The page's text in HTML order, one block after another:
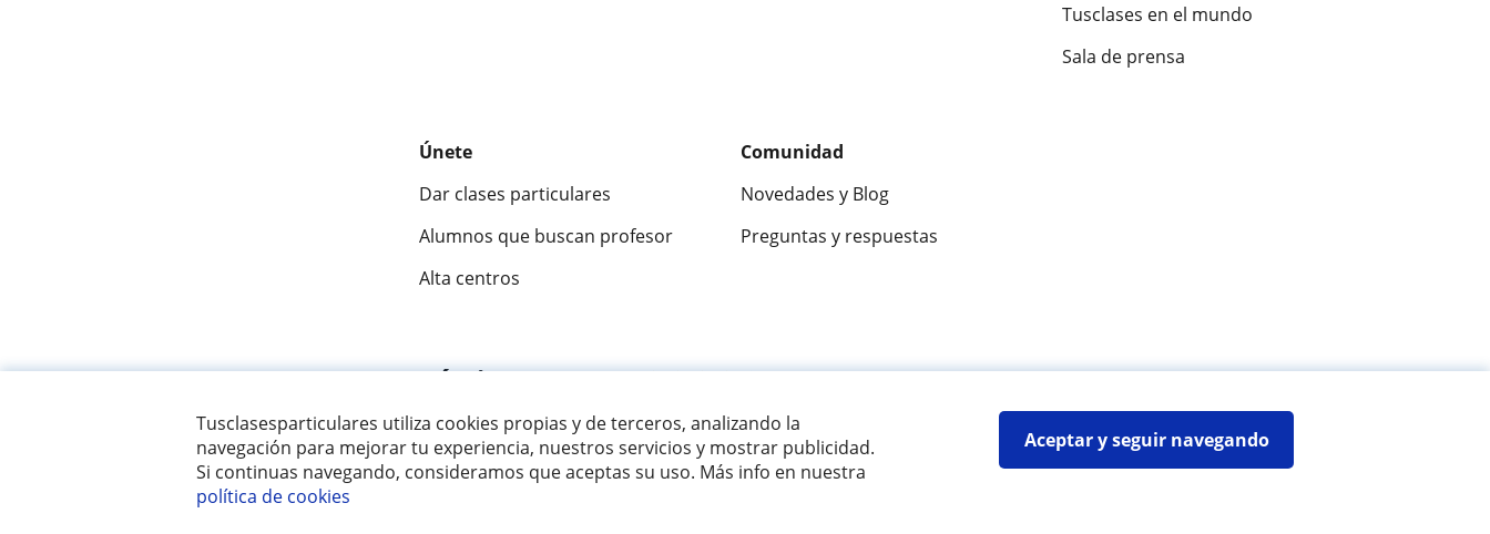
Tusclasesparticulares utiliza cookies propias y de terceros, analizando la
navegación para mejorar tu experiencia, nuestros servicios y mostrar publicidad.
Si continuas navegando, consideramos que aceptas su uso. Más info en nuestra
política de cookies
Aceptar y seguir navegando
Tusclases en el mundo
Sala de prensa
Únete
Dar clases particulares
Alumnos que buscan profesor
Alta centros
Comunidad
Novedades y Blog
Preguntas y respuestas
Fantástica 9,5/10 ★★★★★
© 2007 - 2026 Tus clases particulares Mapa web:Profesores particulares